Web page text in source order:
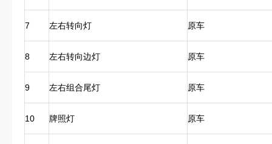
7 左右转向灯 原车
8 左右转向边灯 原车
9 左右组合尾灯 原车
10 牌照灯 原车